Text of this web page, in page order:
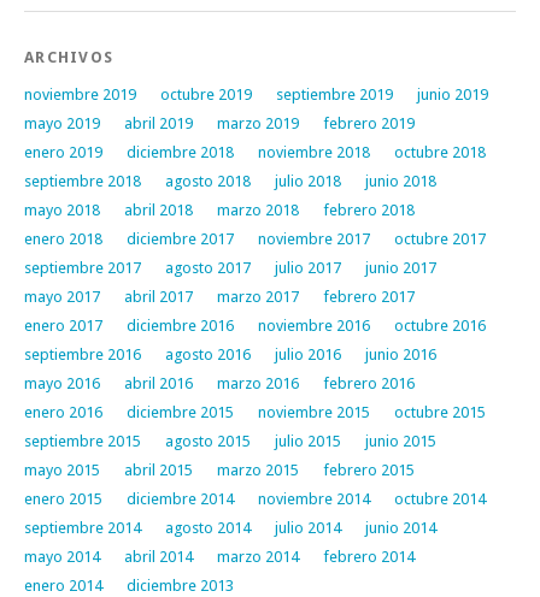
ARCHIVOS
noviembre 2019 octubre 2019 septiembre 2019
junio 2019
mayo 2019
abril 2019 marzo 2019
febrero 2019
enero 2019
diciembre 2018 noviembre 2018
octubre 2018
septiembre 2018
agosto 2018 julio 2018
junio 2018
mayo 2018
abril 2018 marzo 2018
febrero 2018
enero 2018
diciembre 2017 noviembre 2017
octubre 2017
septiembre 2017
agosto 2017 julio 2017
junio 2017
mayo 2017
abril 2017 marzo 2017
febrero 2017
enero 2017
diciembre 2016 noviembre 2016
octubre 2016
septiembre 2016
agosto 2016 julio 2016
junio 2016
mayo 2016
abril 2016 marzo 2016
febrero 2016
enero 2016
diciembre 2015 noviembre 2015
octubre 2015
septiembre 2015
agosto 2015 julio 2015
junio 2015
mayo 2015
abril 2015 marzo 2015
febrero 2015
enero 2015
diciembre 2014 noviembre 2014
octubre 2014
septiembre 2014
agosto 2014 julio 2014
junio 2014
mayo 2014
abril 2014 marzo 2014
febrero 2014
enero 2014
diciembre 2013